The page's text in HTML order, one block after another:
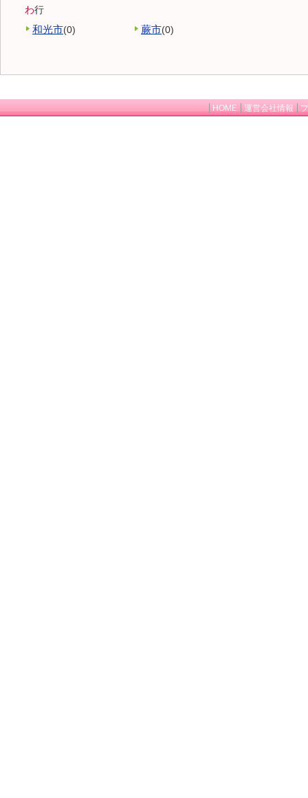
わ行
和光市(0) 蕨市(0)
HOME 運営会社情報